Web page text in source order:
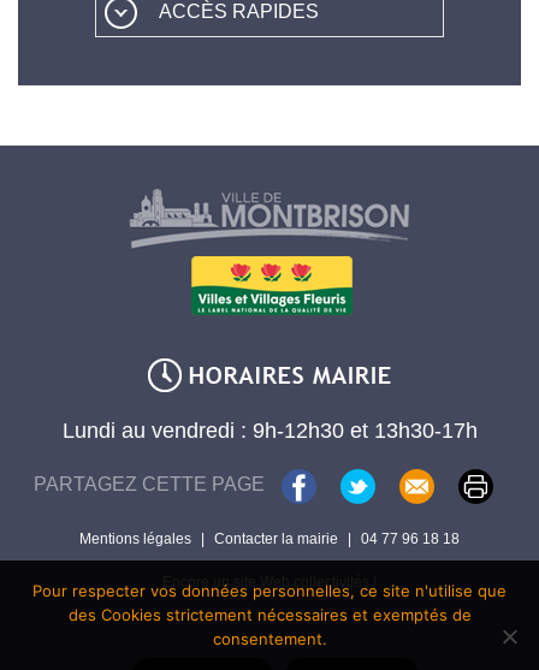
ACCÈS RAPIDES
Lundi au vendredi : 9h-12h30 et 13h30-17h
PARTAGEZ CETTE PAGE
Mentions légales Contacter la mairie 04 77 96 18 18
Encore un site Web collectivités !
Pour respecter vos données personnelles, ce site n'utilise que
des Cookies strictement nécessaires et exemptés de
consentement.